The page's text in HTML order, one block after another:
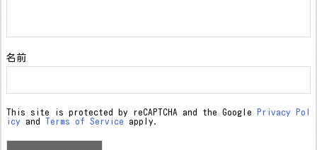
名前
This site is protected by reCAPTCHA and the Google
Privacy Pol
icy and Terms of Service apply.